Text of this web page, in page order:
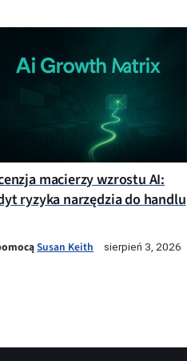
macierzy wzrostu AI:
ryzyka narzędzia do handlu
Susan Keith sierpień 3, 2026